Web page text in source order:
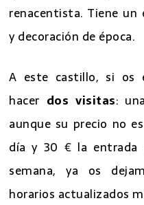
renacentista. Tiene
y decoración de época.
A este castillo, si os
hacer dos visitas:
aunque su precio no
día y 30 € la entrada
semana, ya os
horarios actualizados